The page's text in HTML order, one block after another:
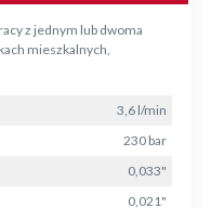
z jednym lub dwoma
mieszkalnych,
3,6 l/min
230 bar
0,033"
0,021"